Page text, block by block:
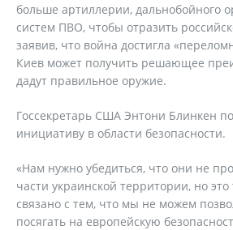
больше артиллерии, дальнобойного
систем ПВО, чтобы отразить
заявив, что война достигла
Киев может получить решающее
дадут правильное оружие.
Госсекретарь США Энтони Блинкен
инициативу в области безопасности.
«Нам нужно убедиться, что они не
части украинской территории, но
связано с тем, что мы не можем
посягать на европейскую